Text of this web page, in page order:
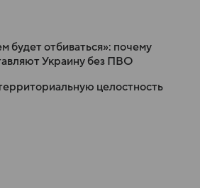
будет отбиваться»: почему
Украину без ПВО
целостность